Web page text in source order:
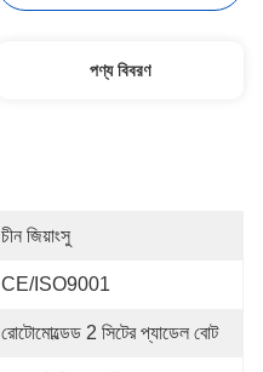
পণ্য বিবরণ
চীন জিয়াংসু
CE/ISO9001
রোটোমোল্ডেড 2 সিটের প্যাডেল বোট